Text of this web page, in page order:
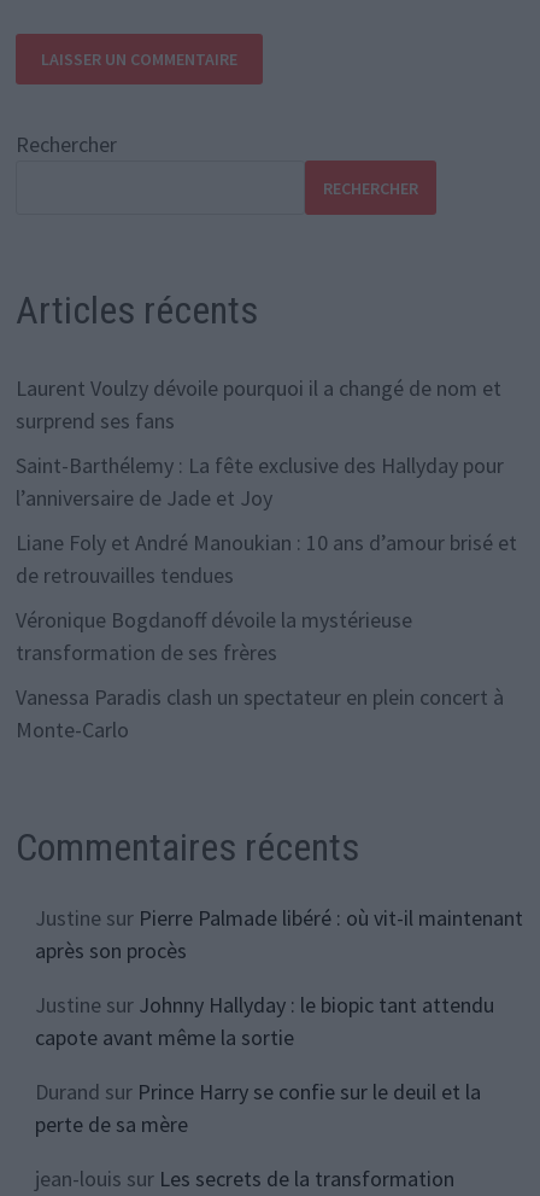
Rechercher
RECHERCHER
Articles récents
Laurent Voulzy dévoile pourquoi il a changé de nom et
surprend ses fans
Saint-Barthélemy : La fête exclusive des Hallyday pour
l’anniversaire de Jade et Joy
Liane Foly et André Manoukian : 10 ans d’amour brisé et
de retrouvailles tendues
Véronique Bogdanoff dévoile la mystérieuse
transformation de ses frères
Vanessa Paradis clash un spectateur en plein concert à
Monte-Carlo
Commentaires récents
Justinesur Pierre Palmade libéré : où vit-il maintenant
après son procès
Justinesur Johnny Hallyday : le biopic tant attendu
capote avant même la sortie
Durand sur Prince Harry se confie sur le deuil et la
perte de sa mère
jean-louis sur Les secrets de la transformation